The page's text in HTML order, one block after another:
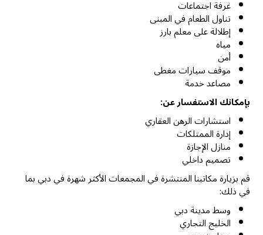
غرفة اجتماعات
تناول الطعام في المبنى
إطلالة على معلم بارز
مياه
أمن
موقف سيارات مغطى
مصاعد خدمة
بإمكانك الاستفسار عن:
استشارات الرهن العقاري
إدارة الممتلكات
منازل الإجازة
تصميم داخلي
قم بزيارة مكاتبنا المنتشرة في المجمعات الأكثر شهرة في دبي بما
في ذلك:
وسط مدينة دبي
الخليج التجاري